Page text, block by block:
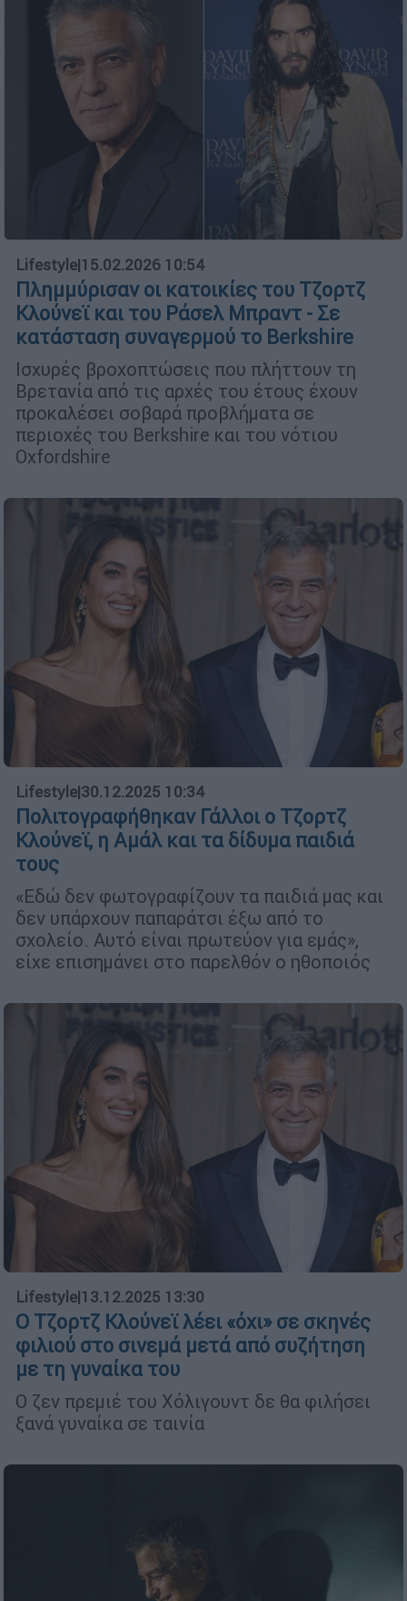
Lifestyle|15.02.2026 10:54
Πλημμύρισαν οι κατοικίες του Τζορτζ
Κλούνεϊ και του Ράσελ Μπραντ - Σε
κατάσταση συναγερμού το Berkshire
Ισχυρές βροχοπτώσεις που πλήττουν τη
Βρετανία από τις αρχές του έτους έχουν
προκαλέσει σοβαρά προβλήματα σε
περιοχές του Berkshire και του νότιου
Oxfordshire
Lifestyle|30.12.2025 10:34
Πολιτογραφήθηκαν Γάλλοι ο Τζορτζ
Κλούνεϊ, η Αμάλ και τα δίδυμα παιδιά
τους
«Εδώ δεν φωτογραφίζουν τα παιδιά μας και
δεν υπάρχουν παπαράτσι έξω από το
σχολείο. Αυτό είναι πρωτεύον για εμάς»,
είχε επισημάνει στο παρελθόν ο ηθοποιός
Lifestyle|13.12.2025 13:30
Ο Τζορτζ Κλούνεϊ λέει «όχι» σε σκηνές
φιλιού στο σινεμά μετά από συζήτηση
με τη γυναίκα του
Ο ζεν πρεμιέ του Χόλιγουντ δε θα φιλήσει
ξανά γυναίκα σε ταινία